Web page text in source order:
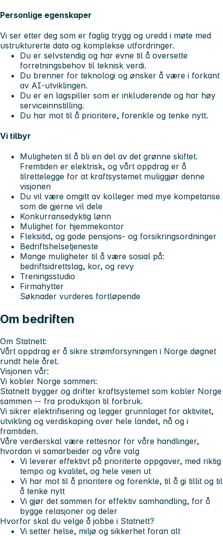
Personlige egenskaper
Vi ser etter deg som er faglig trygg og uredd i møte med
ustrukturerte data og komplekse utfordringer.
Du er selvstendig og har evne til å oversette
forretningsbehov til teknisk verdi.
Du brenner for teknologi og ønsker å være i forkant
av AI-utviklingen.
Du er en lagspiller som er inkluderende og har høy
serviceinnstilling.
Du har mot til å prioritere, forenkle og tenke nytt.
Vi tilbyr
Muligheten til å bli en del av det grønne skiftet.
Fremtiden er elektrisk, og vårt oppdrag er å
tilrettelegge for at kraftsystemet muliggjør denne
visjonen
Du vil være omgitt av kolleger med mye kompetanse
som de gjerne vil dele
Konkurransedyktig lønn
Mulighet for hjemmekontor
Fleksitid, og gode pensjons- og forsikringsordninger
Bedriftshelsetjeneste
Mange muligheter til å være sosial på:
bedriftsidrettslag, kor, og revy
Treningsstudio
Firmahytter
Søknader vurderes fortløpende
Om bedriften
Om Statnett:
Vårt oppdrag er å sikre strømforsyningen i Norge døgnet
rundt hele året.
Visjonen vår:
Vi kobler Norge sammen:
Statnett bygger og drifter kraftsystemet som kobler Norge
sammen -- fra produksjon til forbruk.
Vi sikrer elektrifisering og legger grunnlaget for aktivitet,
utvikling og verdiskaping over hele landet, nå og i
framtiden.
Våre verdierskal være rettesnor for våre handlinger,
hvordan vi samarbeider og våre valg
Vi leverer effektivt på prioriterte oppgaver, med riktig
tempo og kvalitet, og hele veien ut
Vi har mot til å prioritere og forenkle, til å gi tillit og til
å tenke nytt
Vi gjør det sammen for effektiv samhandling, for å
bygge relasjoner og deler
Hvorfor skal du velge å jobbe i Statnett?
Vi setter helse, miljø og sikkerhet foran alt